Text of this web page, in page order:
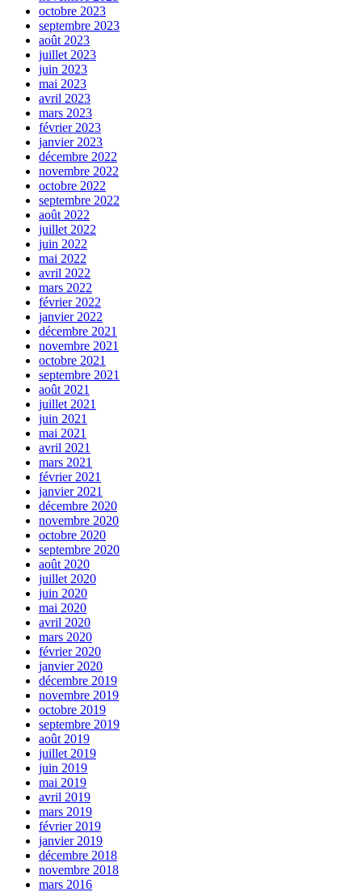
octobre 2023
septembre 2023
août 2023
juillet 2023
juin 2023
mai 2023
avril 2023
mars 2023
février 2023
janvier 2023
décembre 2022
novembre 2022
octobre 2022
septembre 2022
août 2022
juillet 2022
juin 2022
mai 2022
avril 2022
mars 2022
février 2022
janvier 2022
décembre 2021
novembre 2021
octobre 2021
septembre 2021
août 2021
juillet 2021
juin 2021
mai 2021
avril 2021
mars 2021
février 2021
janvier 2021
décembre 2020
novembre 2020
octobre 2020
septembre 2020
août 2020
juillet 2020
juin 2020
mai 2020
avril 2020
mars 2020
février 2020
janvier 2020
décembre 2019
novembre 2019
octobre 2019
septembre 2019
août 2019
juillet 2019
juin 2019
mai 2019
avril 2019
mars 2019
février 2019
janvier 2019
décembre 2018
novembre 2018
mars 2016